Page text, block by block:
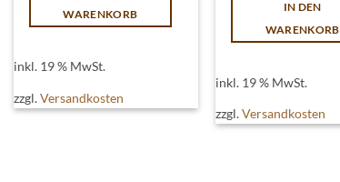
WARENKORB
inkl. 19 % MwSt.
zzgl.Versandkosten
IN DEN
WARENKORB
inkl. 19 % MwSt.
zzgl.Versandkosten